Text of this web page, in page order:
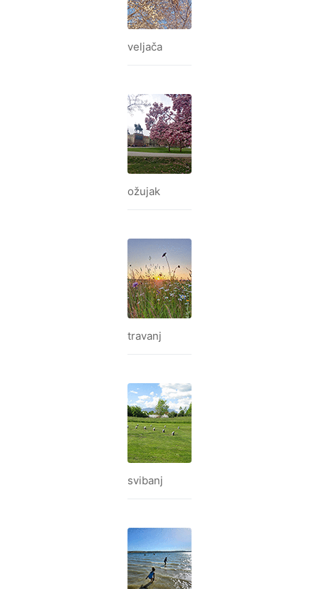
veljača
ožujak
travanj
svibanj